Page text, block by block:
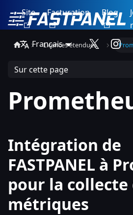
Site Facturation Blog
Français
Licences étendues
Sur cette page
Intégration de
FASTPANEL à
pour la collecte
métriques